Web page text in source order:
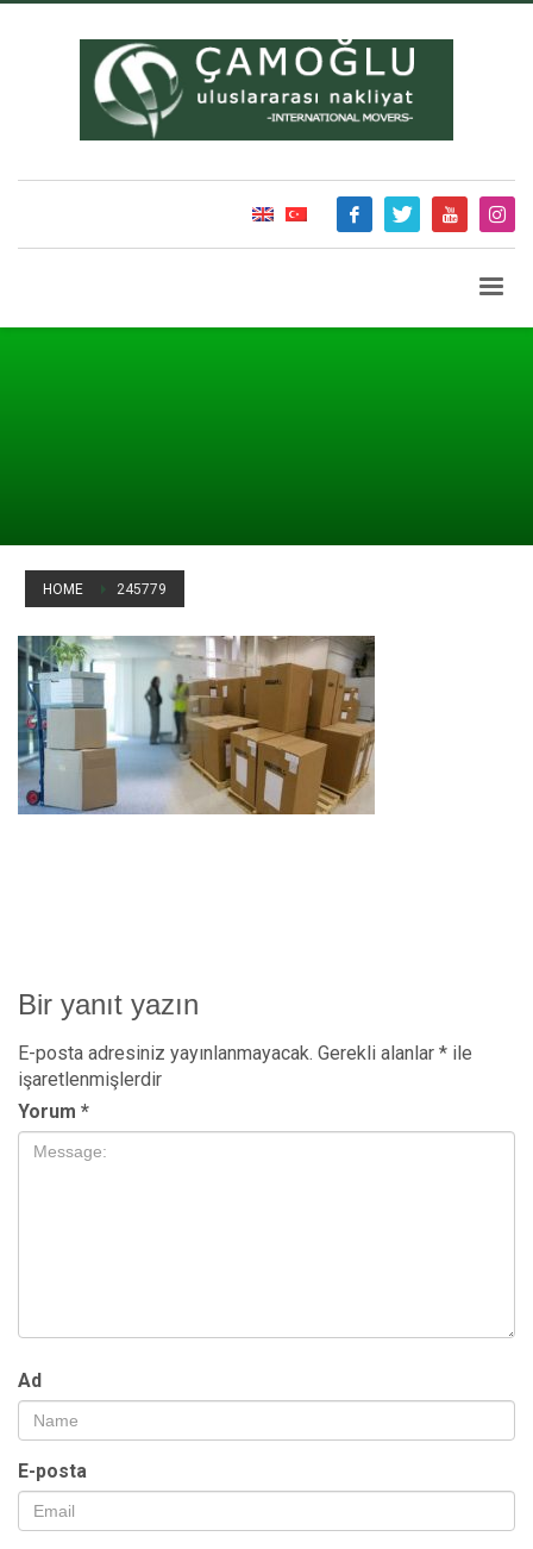
HOME 245779
245779
Bir yanıt yazın
E-posta adresiniz yayınlanmayacak. Gerekli alanlar * ile
işaretlenmişlerdir
Yorum *
Ad
E-posta